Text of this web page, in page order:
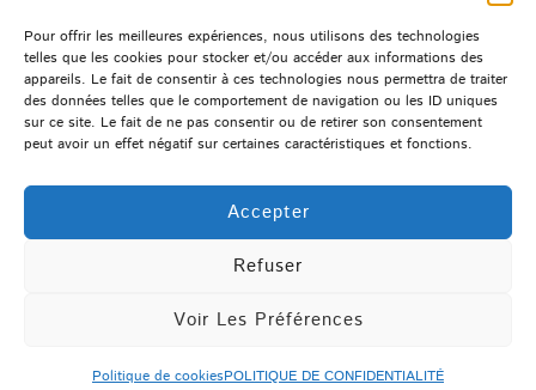
Pour offrir les meilleures expériences, nous utilisons des technologies
telles que les cookies pour stocker et/ou accéder aux informations des
appareils. Le fait de consentir à ces technologies nous permettra de traiter
des données telles que le comportement de navigation ou les ID uniques
sur ce site. Le fait de ne pas consentir ou de retirer son consentement
peut avoir un effet négatif sur certaines caractéristiques et fonctions.
Accepter
Refuser
Voir Les Préférences
Politique de cookiesPOLITIQUE DE CONFIDENTIALITÉ
Que recherchez-vous?
pour :
Copyright © 2026 TEMAPLAST